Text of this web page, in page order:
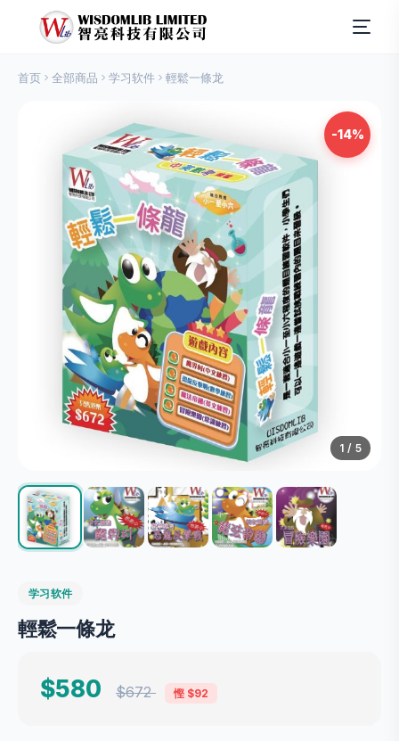
首页 全部商品 学习软件 輕鬆一條龙
-14%
1 / 5
学习软件
輕鬆一條龙
$580 $672 慳 $92